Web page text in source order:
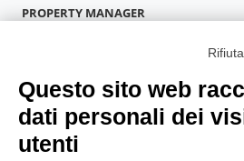
PROPERTY MANAGER
OSPITI
Prenota un soggiorno
Soggiorni lunghi
Esperienze per gli ospiti
Questo sito web
dati personali dei
utenti